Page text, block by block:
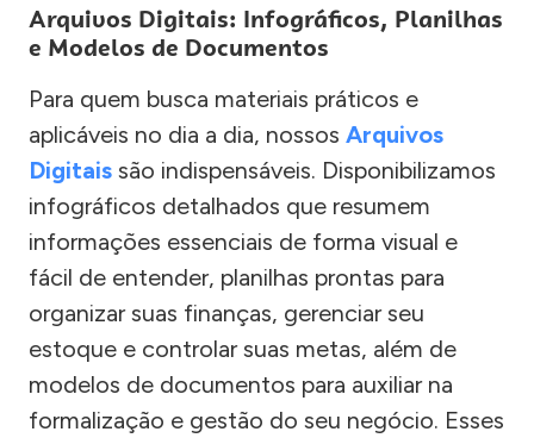
Arquivos Digitais: Infográficos, Planilhas
e Modelos de Documentos
Para quem busca materiais práticos e
aplicáveis no dia a dia, nossos Arquivos
Digitais são indispensáveis. Disponibilizamos
infográficos detalhados que resumem
informações essenciais de forma visual e
fácil de entender, planilhas prontas para
organizar suas finanças, gerenciar seu
estoque e controlar suas metas, além de
modelos de documentos para auxiliar na
formalização e gestão do seu negócio. Esses